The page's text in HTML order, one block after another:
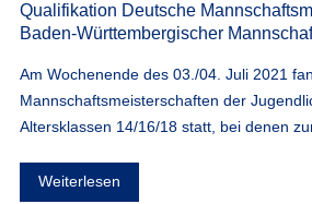
Qualifikation Deutsche
Baden-Württembergischer
Am Wochenende des 03./04. Juli 2021
Mannschaftsmeisterschaften der
Altersklassen 14/16/18 statt, bei denen
Weiterlesen